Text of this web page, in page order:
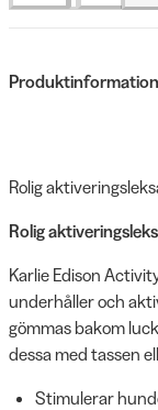
Produktinformation
Rolig
Rolig
Karlie Edison
underhåller och
gömmas bakom
dessa med tassen
Stimulerar